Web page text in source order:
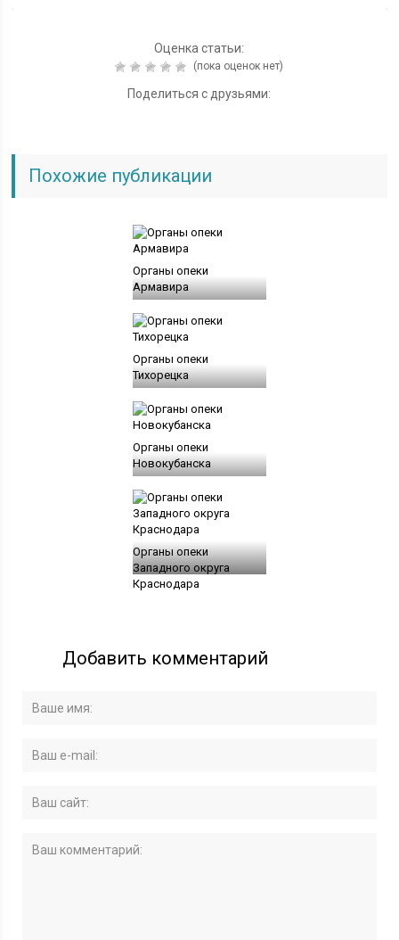
Оценка статьи:
(пока оценок нет)
Поделиться с друзьями:
Похожие публикации
Органы опеки
Армавира
Органы опеки
Тихорецка
Органы опеки
Новокубанска
Органы опеки
Западного округа
Краснодара
Добавить комментарий